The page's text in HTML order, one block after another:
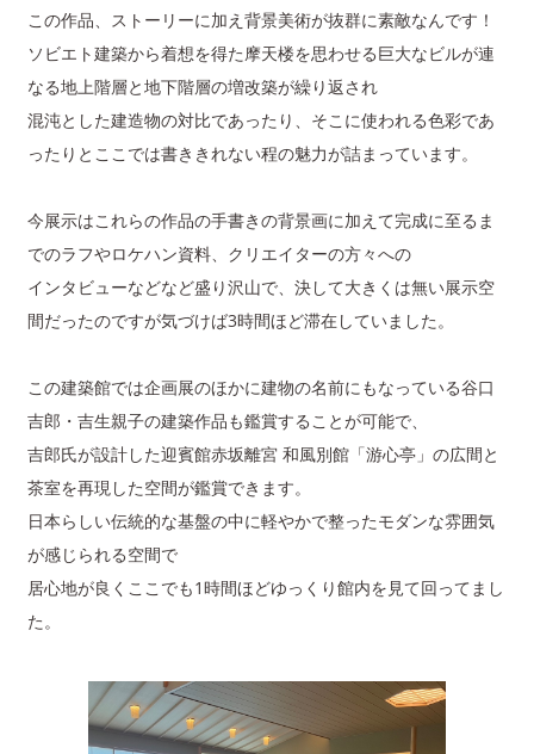
この作品、ストーリーに加え背景美術が抜群に素敵なんです！
ソビエト建築から着想を得た摩天楼を思わせる巨大なビルが連
なる地上階層と地下階層の増改築が繰り返され
混沌とした建造物の対比であったり、そこに使われる色彩であ
ったりとここでは書ききれない程の魅力が詰まっています。
今展示はこれらの作品の手書きの背景画に加えて完成に至るま
でのラフやロケハン資料、クリエイターの方々への
インタビューなどなど盛り沢山で、決して大きくは無い展示空
間だったのですが気づけば3時間ほど滞在していました。
この建築館では企画展のほかに建物の名前にもなっている谷口
吉郎・吉生親子の建築作品も鑑賞することが可能で、
吉郎氏が設計した迎賓館赤坂離宮 和風別館「游心亭」の広間と
茶室を再現した空間が鑑賞できます。
日本らしい伝統的な基盤の中に軽やかで整ったモダンな雰囲気
が感じられる空間で
居心地が良くここでも1時間ほどゆっくり館内を見て回ってまし
た。